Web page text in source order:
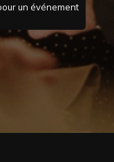
un événement